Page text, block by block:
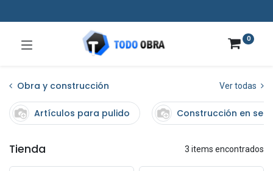
0
Obra y construcción Ver todas
Artículos para pulido Construcción en
Tienda 3 items encontrados